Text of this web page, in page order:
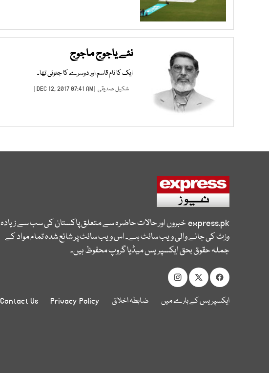
نئے یاجوج ماجوج
ایک کا نام قاسم اور دوسرے کا جتوئی تھا۔
شکیل صدیقی | DEC 12, 2017 07:41 AM |
express.pkخبروں اور حالات حاضرہ سے متعلق پاکستان کی سب سے زیادہ
وزٹ کی جانے والی ویب سائٹ ہے۔ اس ویب سائٹ پر شائع شدہ تمام مواد کے
جملہ حقوق بحق ایکسپریس میڈیا گروپ محفوظ ہیں۔
ایکسپریس کے بارے میں ضابطہ اخلاق Privacy Policy
Contact Us